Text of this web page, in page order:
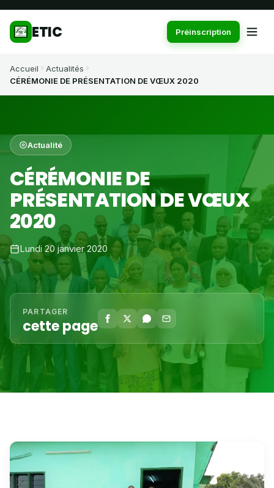
ETIC Préinscription
Accueil
Actualités
CÉRÉMONIE DE PRÉSENTATION DE VŒUX 2020
Actualité
CÉRÉMONIE DE
PRÉSENTATION DE VŒUX
2020
Lundi 20 janvier 2020
PARTAGER
cette page